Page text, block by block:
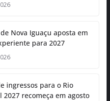
Nova Iguaçu aposta em
para 2027
ingressos para o Rio
2027 recomeça em agosto